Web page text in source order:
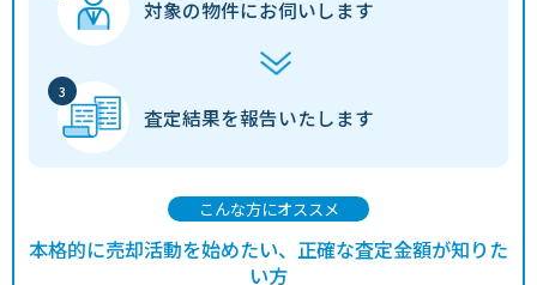
対象の物件にお伺いします
査定結果を報告いたします
こんな方にオススメ
本格的に売却活動を始めたい、正確な査定金額が知りた
い方